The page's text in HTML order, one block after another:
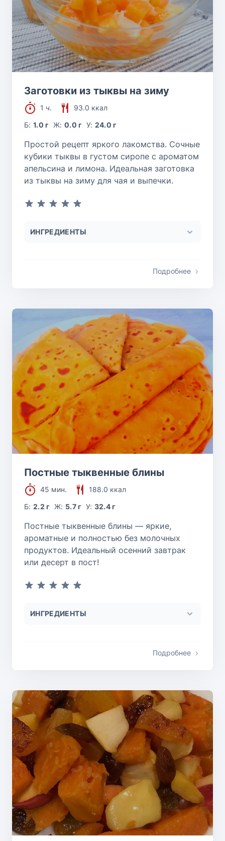
Заготовки из тыквы на зиму
1 ч.
93.0 ккал
Б:1.0 г Ж: 0.0 г У: 24.0 г
Простой рецепт яркого лакомства. Сочные
кубики тыквы в густом сиропе с ароматом
апельсина и лимона. Идеальная заготовка
из тыквы на зиму для чая и выпечки.
ИНГРЕДИЕНТЫ
Подробнее
Постные тыквенные блины
45 мин.
188.0 ккал
Б:2.2 г Ж: 5.7 г У: 32.4 г
Постные тыквенные блины — яркие,
ароматные и полностью без молочных
продуктов. Идеальный осенний завтрак
или десерт в пост!
ИНГРЕДИЕНТЫ
Подробнее